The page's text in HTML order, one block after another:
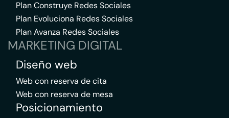
Plan Construye Redes Sociales
Plan Evoluciona Redes Sociales
Plan Avanza Redes Sociales
MARKETING DIGITAL
Diseño web
Web con reserva de cita
Web con reserva de mesa
Posicionamiento